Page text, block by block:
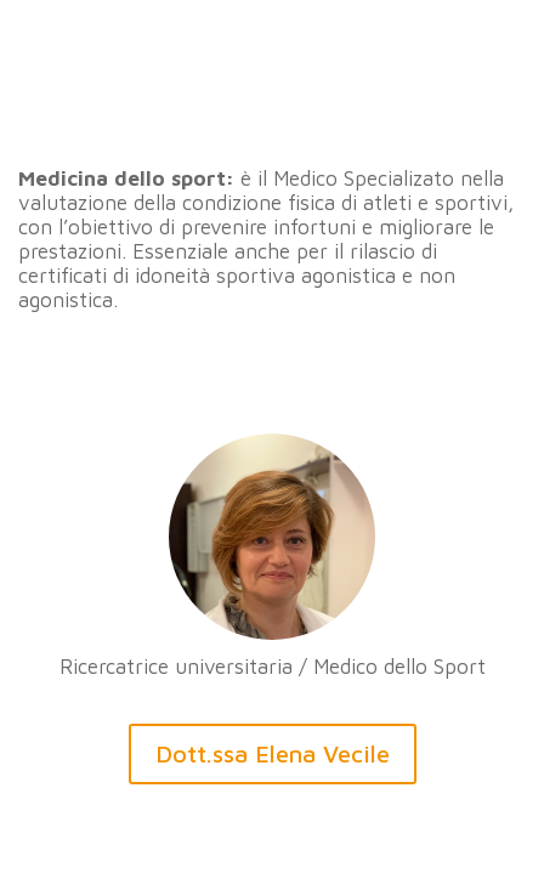
Medicina dello sport: è il Medico Specializato nella
valutazione della condizione fisica di atleti e sportivi,
con l’obiettivo di prevenire infortuni e migliorare le
prestazioni. Essenziale anche per il rilascio di
certificati di idoneità sportiva agonistica e non
agonistica.
Ricercatrice universitaria / Medico dello Sport
Dott.ssa Elena Vecile